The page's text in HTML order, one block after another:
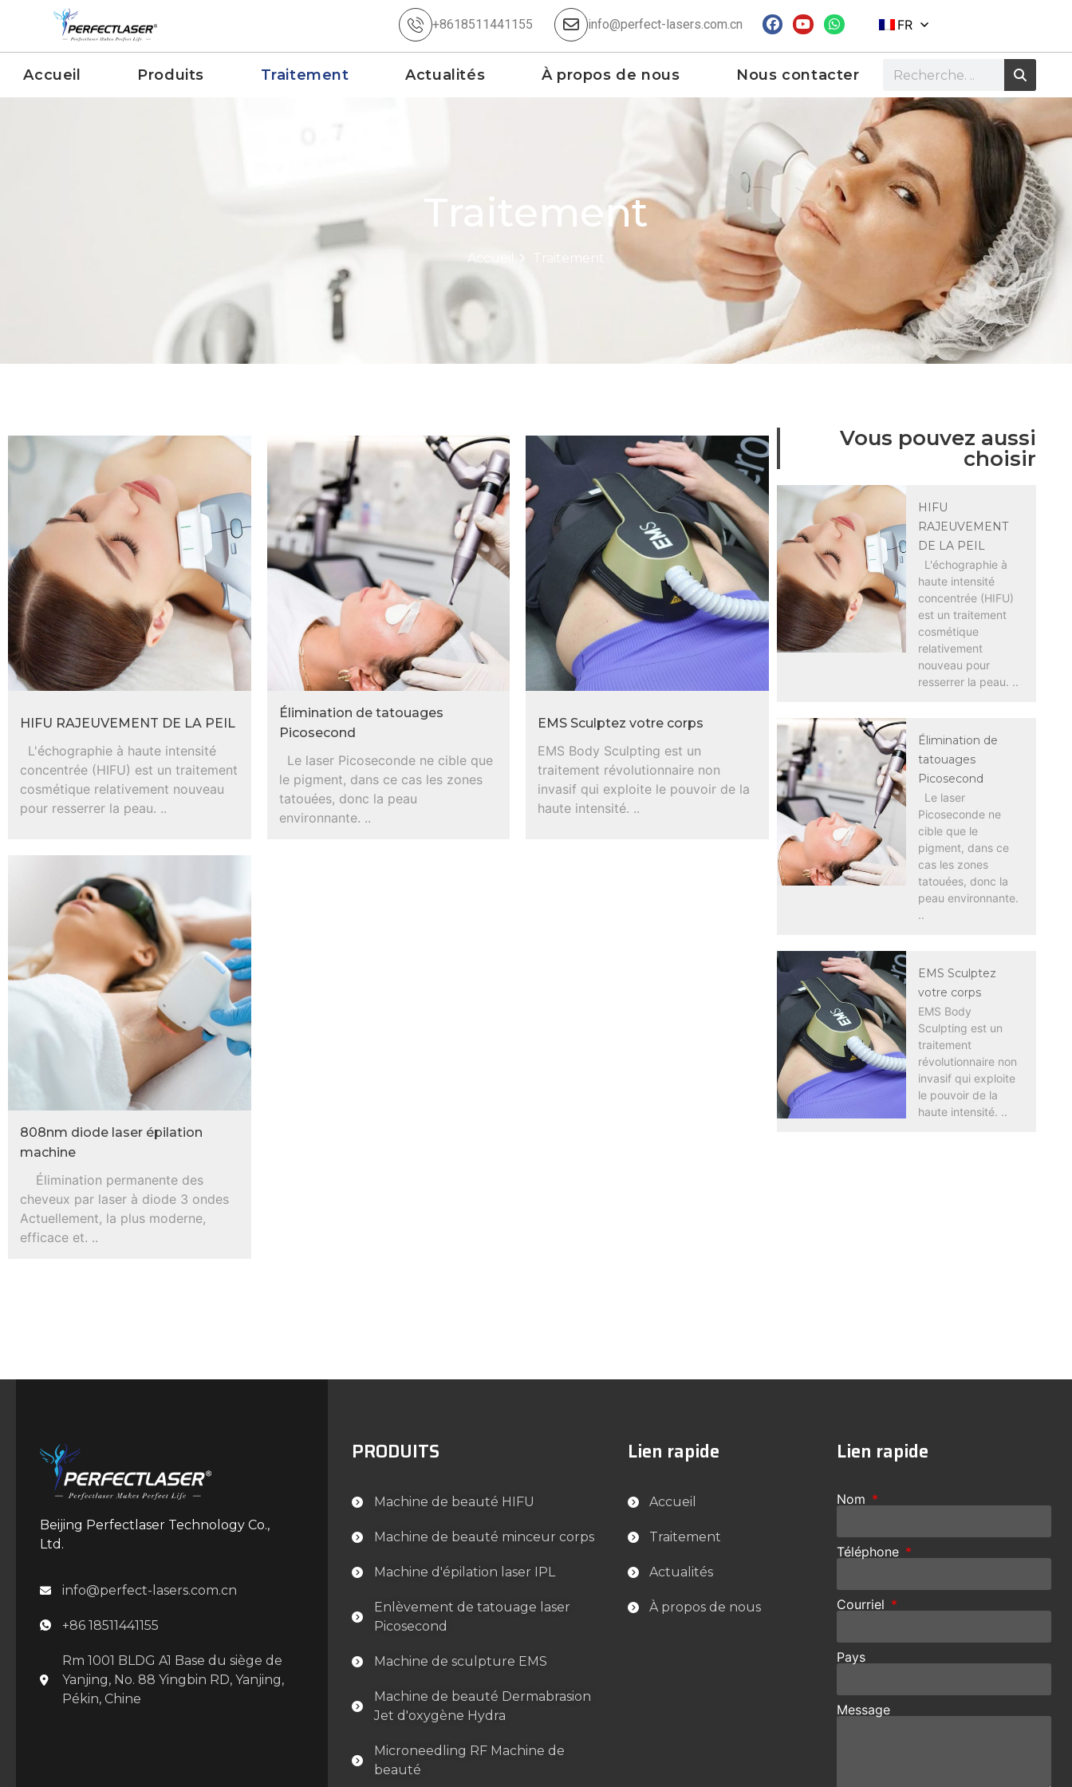
+8618511441155 info@perfect-lasers.com.cn FR
Accueil Produits Traitement Actualités À propos de nous Nous contacter
Traitement
Accueil Traitement
HIFU RAJEUVEMENT DE LA PEIL
L'échographie à haute intensité
concentrée (HIFU) est un traitement
cosmétique relativement nouveau
pour resserrer la peau. ..
Élimination de tatouages
Picosecond
Le laser Picoseconde ne cible que
le pigment, dans ce cas les zones
tatouées, donc la peau
environnante. ..
EMS Sculptez votre corps
EMS Body Sculpting est un
traitement révolutionnaire non
invasif qui exploite le pouvoir de la
haute intensité. ..
808nm diode laser épilation
machine
Élimination permanente des
cheveux par laser à diode 3 ondes
Actuellement, la plus moderne,
efficace et. ..
Vous pouvez aussi
choisir
HIFU
RAJEUVEMENT
DE LA PEIL
L'échographie à
haute intensité
concentrée (HIFU)
est un traitement
cosmétique
relativement
nouveau pour
resserrer la peau. ..
Élimination de
tatouages
Picosecond
Le laser
Picoseconde ne
cible que le
pigment, dans ce
cas les zones
tatouées, donc la
peau environnante.
..
EMS Sculptez
votre corps
EMS Body
Sculpting est un
traitement
révolutionnaire non
invasif qui exploite
le pouvoir de la
haute intensité. ..
Beijing Perfectlaser Technology Co.,
Ltd.
info@perfect-lasers.com.cn
+86 18511441155
Rm 1001 BLDG A1 Base du siège de
Yanjing, No. 88 Yingbin RD, Yanjing,
Pékin, Chine
PRODUITS
Machine de beauté HIFU
Machine de beauté minceur corps
Machine d'épilation laser IPL
Enlèvement de tatouage laser
Picosecond
Machine de sculpture EMS
Machine de beauté Dermabrasion
Jet d'oxygène Hydra
Microneedling RF Machine de
beauté
Lien rapide
Accueil
Traitement
Actualités
À propos de nous
Lien rapide
Nom
Téléphone
Courriel
Pays
Message